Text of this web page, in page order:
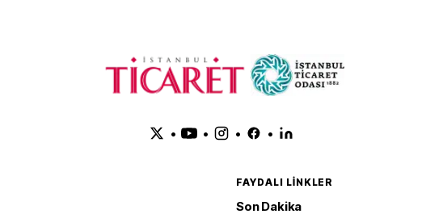
• • • •
FAYDALI LINKLER
Son Dakika